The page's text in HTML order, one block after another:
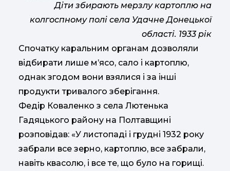
Діти збирають мерзлу картоплю на
колгоспному полі села Удачне Донецької
області. 1933 рік
Спочатку каральним органам дозволяли
відбирати лише м’ясо, сало і картоплю,
однак згодом вони взялися і за інші
продукти тривалого зберігання.
Федір Коваленко з села Лютенька
Гадяцького району на Полтавщині
розповідав: «У листопаді і грудні 1932 року
забрали все зерно, картоплю, все забрали,
навіть квасолю, і все те, що було на горищі.